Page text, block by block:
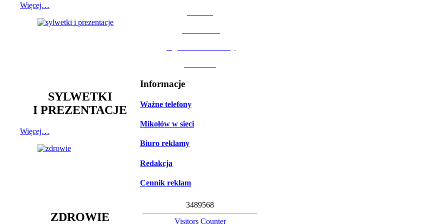
Więcej…
SYLWETKI
I PREZENTACJE
Więcej…
ZDROWIE
Informacje
Ważne telefony
Mikołów w sieci
Biuro reklamy
Redakcja
Cennik reklam
3489568
Visitors Counter